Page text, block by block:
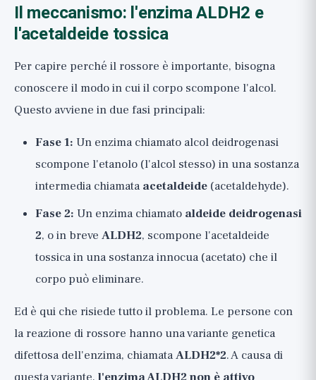
Il meccanismo: l'enzima ALDH2 e
l'acetaldeide tossica
Per capire perché il rossore è importante, bisogna
conoscere il modo in cui il corpo scompone l'alcol.
Questo avviene in due fasi principali:
Fase 1: Un enzima chiamato alcol deidrogenasi
scompone l'etanolo (l'alcol stesso) in una sostanza
intermedia chiamata acetaldeide (acetaldehyde).
Fase 2: Un enzima chiamato aldeide deidrogenasi
2, o in breve ALDH2, scompone l'acetaldeide
tossica in una sostanza innocua (acetato) che il
corpo può eliminare.
Ed è qui che risiede tutto il problema. Le persone con
la reazione di rossore hanno una variante genetica
difettosa dell'enzima, chiamataALDH2*2. A causa di